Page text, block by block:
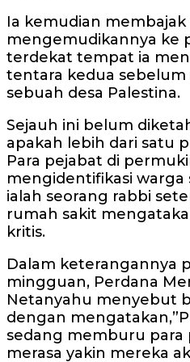
Ia kemudian
mengemudikannya ke
terdekat tempat ia
tentara kedua sebelum
sebuah desa Palestina.
Sejauh ini belum
apakah lebih dari satu
Para pejabat di
mengidentifikasi warga
ialah seorang rabbi
rumah sakit
kritis.
Dalam keterangannya
mingguan, Perdana
Netanyahu menyebut
dengan
sedang memburu para
merasa yakin mereka